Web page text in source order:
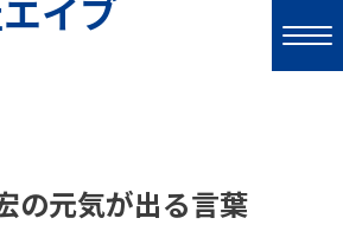
の元気が出る言葉